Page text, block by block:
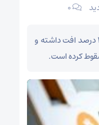
۰
اکوایران: بیت‌کوین بیش از ۱۴ درصد افت داشته و